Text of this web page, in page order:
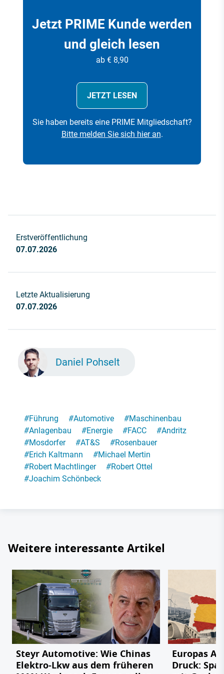
Jetzt PRIME Kunde werden
und gleich lesen
ab € 8,90
JETZT LESEN
Sie haben bereits eine PRIME Mitgliedschaft?
Bitte melden Sie sich hier an.
Erstveröffentlichung
07.07.2026
Letzte Aktualisierung
07.07.2026
Daniel Pohselt
#Führung #Automotive #Maschinenbau
#Anlagenbau #Energie #FACC #Andritz
#Mosdorfer #AT&S #Rosenbauer
#Erich Kaltmann #Michael Mertin
#Robert Machtlinger #Robert Ottel
#Joachim Schönbeck
Weitere interessante Artikel
Steyr Automotive: Wie Chinas
Elektro-Lkw aus dem früheren
Europas
Druck: